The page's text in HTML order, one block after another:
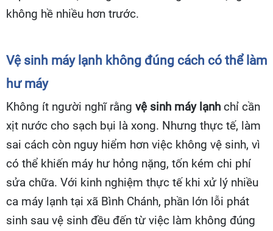
không hề nhiều hơn trước.
Vệ sinh máy lạnh không đúng cách có thể làm
hư máy
Không ít người nghĩ rằng vệ sinh máy lạnh chỉ cần
xịt nước cho sạch bụi là xong. Nhưng thực tế, làm
sai cách còn nguy hiểm hơn việc không vệ sinh, vì
có thể khiến máy hư hỏng nặng, tốn kém chi phí
sửa chữa. Với kinh nghiệm thực tế khi xử lý nhiều
ca máy lạnh tại xã Bình Chánh, phần lớn lỗi phát
sinh sau vệ sinh đều đến từ việc làm không đúng